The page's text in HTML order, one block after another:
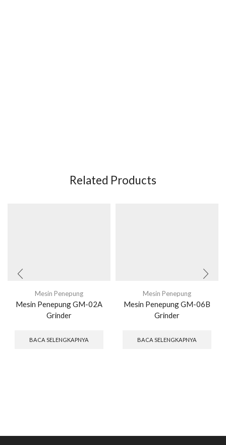
Related Products
Mesin Penepung
Mesin Penepung GM-02A
Grinder
BACA SELENGKAPNYA
Mesin Penepung
Mesin Penepung GM-06B
Grinder
BACA SELENGKAPNYA